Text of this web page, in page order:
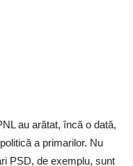
au arătat, încă o dată,
a primarilor. Nu
PSD, de exemplu, sunt